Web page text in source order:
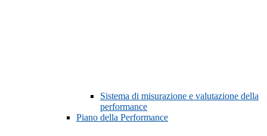
Sistema di misurazione e valutazione della
performance
Piano della Performance